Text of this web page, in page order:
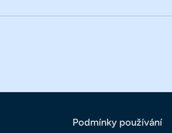
Podmínky používání